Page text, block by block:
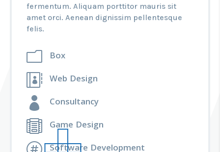
fermentum. Aliquam porttitor mauris sit
amet orci. Aenean dignissim pellentesque
felis.
m Box
 Web Design
 Consultancy
 Game Design
Software Development